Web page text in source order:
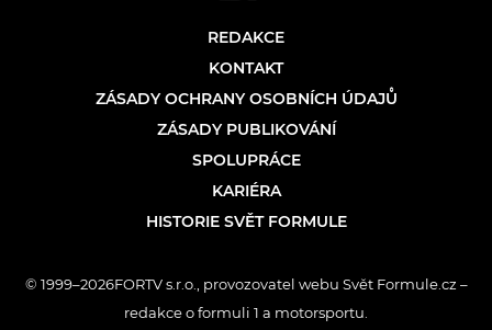
REDAKCE
KONTAKT
ZÁSADY OCHRANY OSOBNÍCH ÚDAJŮ
ZÁSADY PUBLIKOVÁNÍ
SPOLUPRÁCE
KARIÉRA
HISTORIE SVĚT FORMULE
© 1999–2026FORTV s.r.o., provozovatel webu Svět Formule.cz –
redakce o formuli 1 a motorsportu.